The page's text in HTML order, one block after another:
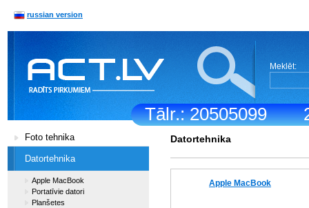
Tālr.: 20505099
russian version
Meklēt:
Foto tehnika
Datortehnika
Apple MacBook
Portatīvie datori
Planšetes
Datortehnika
Apple MacBook